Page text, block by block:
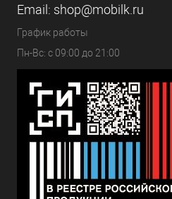
Email: shop@mobilk.ru
График работы
Пн-Вс: с 09:00 до 21:00